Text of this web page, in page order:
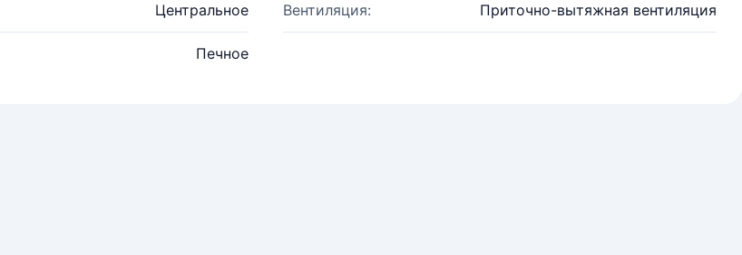
Центральное Вентиляция: Приточно-вытяжная вентиляция
Печное